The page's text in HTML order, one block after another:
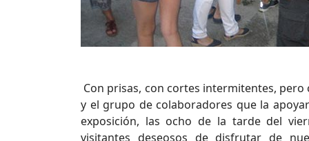
Con prisas, con cortes intermitentes,
y el grupo de colaboradores que la
exposición, las ocho de la tarde del
visitantes deseosos de disfrutar de